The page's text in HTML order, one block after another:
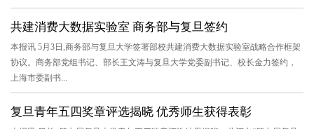
共建消费大数据实验室 商务部与复旦签约
本报讯 5月3日,商务部与复旦大学签署部校共建消费大数据实验室战略合作框架
协议。商务部党组书记、部长王文涛与复旦大学党委副书记、校长金力签约，
上海市委副书...
复旦青年五四奖章评选揭晓 优秀师生获得表彰